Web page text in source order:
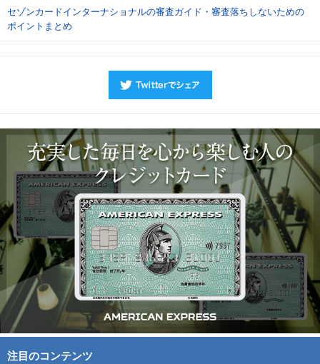
セゾンカードインターナショナルの審査ガイド・審査落ちしないための
ポイントまとめ
注目のコンテンツ